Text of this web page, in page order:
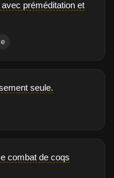
préméditation et
seule.
combat de coqs